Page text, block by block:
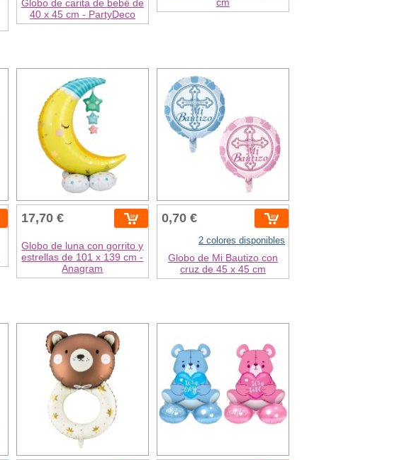
Globo de carita de bebé de
40 x 45 cm - PartyDeco
17,70 €
Globo de luna con gorrito y
estrellas de 101 x 139 cm -
Anagram
0,70 €
2 colores disponibles
Globo de Mi Bautizo con
cruz de 45 x 45 cm